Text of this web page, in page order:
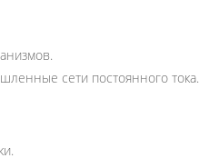
сети постоянного тока.